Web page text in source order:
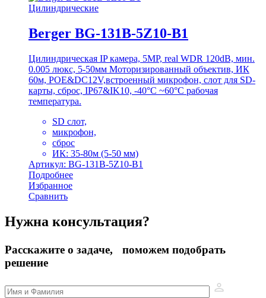
Цилиндрические
Berger BG-131B-5Z10-B1
Цилиндрическая IP камера, 5MP, real WDR 120dB, мин.
0.005 люкс, 5-50мм Моторизированный объектив, ИК
60м, POE&DC12V,встроенный микрофон, слот для SD-
карты, сброс, IP67&IK10, -40°C ~60°C рабочая
температура.
SD слот,
микрофон,
сброс
ИК: 35-80м (5-50 мм)
Артикул: BG-131B-5Z10-B1
Подробнее
Избранное
Сравнить
Нужна консультация?
Расскажите о задаче, поможем подобрать
решение